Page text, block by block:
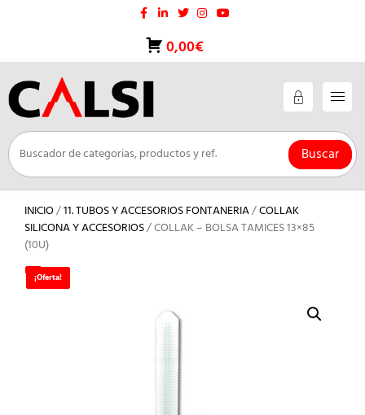
0,00€
Buscar
INICIO/11. TUBOS Y ACCESORIOS FONTANERIA/COLLAK
SILICONA Y ACCESORIOS/ COLLAK – BOLSA TAMICES 13×85
(10U)
¡Oferta!
¡Oferta!